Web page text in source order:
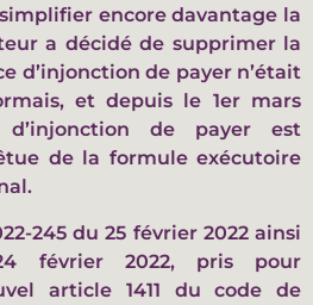
simplifier encore davantage la
a décidé de supprimer la
d’injonction de payer n’était
et depuis le 1er mars
d’injonction de payer est
de la formule exécutoire
245 du 25 février 2022 ainsi
février 2022, pris pour
article 1411 du code de